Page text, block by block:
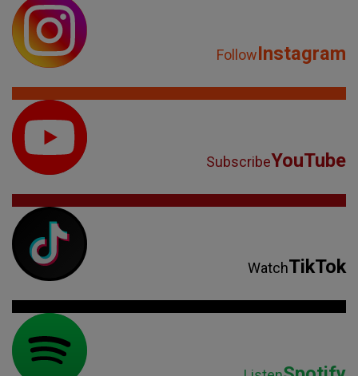
FollowInstagram
SubscribeYouTube
WatchTikTok